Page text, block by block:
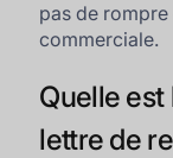
pas de
commerciale.
Quelle
lettre de